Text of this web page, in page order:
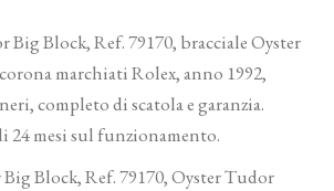
Block, Ref. 79170, bracciale Oyster
marchiati Rolex, anno 1992,
completo di scatola e garanzia.
24 mesi sul funzionamento.
Block, Ref. 79170, Oyster Tudor